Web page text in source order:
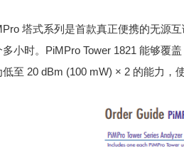
塔式系列是首款真正便携的无源
小时。PiMPro Tower 1821 能够覆
至 20 dBm (100 mW) × 2 的能力